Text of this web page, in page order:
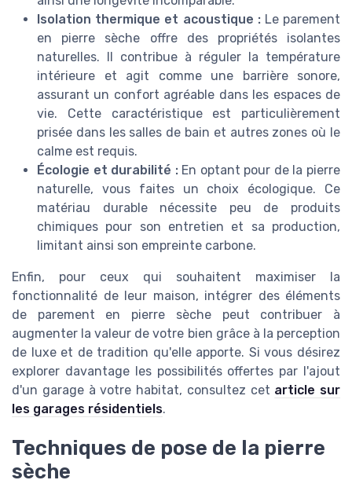
Isolation thermique et acoustique :Le parement
en pierre sèche offre des propriétés isolantes
naturelles. Il contribue à réguler la température
intérieure et agit comme une barrière sonore,
assurant un confort agréable dans les espaces de
vie. Cette caractéristique est particulièrement
prisée dans les salles de bain et autres zones où le
calme est requis.
Écologie et durabilité :En optant pour de la pierre
naturelle, vous faites un choix écologique. Ce
matériau durable nécessite peu de produits
chimiques pour son entretien et sa production,
limitant ainsi son empreinte carbone.
Enfin, pour ceux qui souhaitent maximiser la
fonctionnalité de leur maison, intégrer des éléments
de parement en pierre sèche peut contribuer à
augmenter la valeur de votre bien grâce à la perception
de luxe et de tradition qu'elle apporte. Si vous désirez
explorer davantage les possibilités offertes par l'ajout
d'un garage à votre habitat, consultez cet article sur
les garages résidentiels.
Techniques de pose de la pierre
sèche